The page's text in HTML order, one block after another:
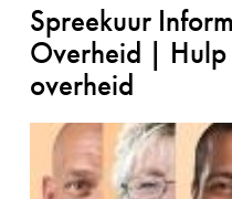
Spreekuur
Overheid | Hulp
overheid